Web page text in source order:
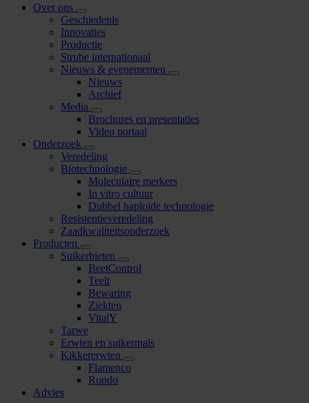
Over ons
Geschiedenis
Innovaties
Productie
Strube internationaal
Nieuws & evenementen
Nieuws
Archief
Media
Brochures en presentaties
Video portaal
Onderzoek
Veredeling
Biotechnologie
Moleculaire merkers
In vitro cultuur
Dubbel haploïde technologie
Resistentieveredeling
Zaadkwaliteitsonderzoek
Producten
Suikerbieten
BeetControl
Teelt
Bewaring
Ziekten
VitalY
Tarwe
Erwten en suikermaïs
Kikkererwten
Flamenco
Rondo
Advies